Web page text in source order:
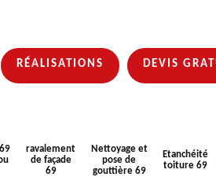
RÉALISATIONS DEVIS
ravalement
de façade
69
Nettoyage et
pose de
gouttière 69
Etanchéité
toiture 69